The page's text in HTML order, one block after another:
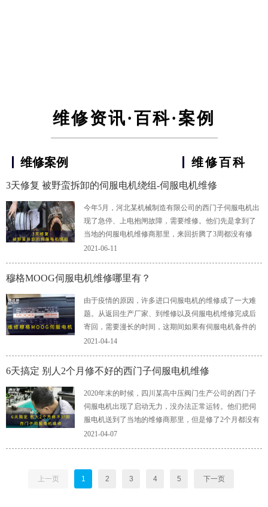
维修资讯·百科·案例
维修案例 维修百科
3天修复 被野蛮拆卸的伺服电机绕组-伺服电机维修
今年5月，河北某机械制造有限公司的西门子伺服电机出
现了急停、上电抱闸故障，需要维修。他们先是拿到了
当地的伺服电机维修商那里，来回折腾了3周都没有修
好，而等待设备维修的这个时间……
2021-06-11
穆格MOOG伺服电机维修哪里有？
由于疫情的原因，许多进口伺服电机的维修成了一大难
题。从返回生产厂家、到维修以及伺服电机维修完成后
寄回，需要漫长的时间，这期间如果有伺服电机备件的
还可以替换工作……
2021-04-14
6天搞定 别人2个月修不好的西门子伺服电机维修
2020年末的时候，四川某高中压阀门生产公司的西门子
伺服电机出现了启动无力，没办法正常运转。他们把伺
服电机送到了当地的维修商那里，但是修了2个月都没有
修好，又寄到了上海维修商，也没有修好……
2021-04-07
上一页 1 2 3 4 5
下一页